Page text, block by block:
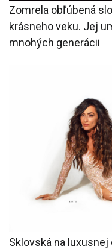
Zomrela obľúbená
krásneho veku. Jej
mnohých generácii
Sklovská na luxusnej